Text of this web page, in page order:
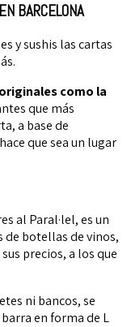
BARCELONA
y sushis las cartas
como la
que más
a base de
que sea un lugar
al Paral·lel, es un
de botellas de vinos,
precios, a los que
ni bancos, se
en forma de L